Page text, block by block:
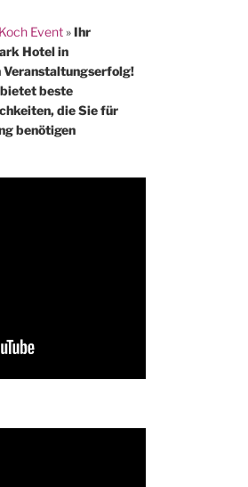
Event»Ihr
Hotel in
Veranstaltungserfolg!
beste
die Sie für
benötigen